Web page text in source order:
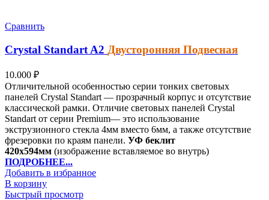
Сравнить
Crystal Standart A2 Двусторонняя Подвесная
10.000 ₽
Отличительной особенностью серии тонких световых
панелей Crystal Standart — прозрачный корпус и отсутствие
классической рамки. Отличие световых панелей Crystal
Standart от серии Premium— это использование
экструзионного стекла 4мм вместо 6мм, а также отсутствие
фрезеровки по краям панели. УФ беклит
420х594мм (изображение вставляемое во внутрь)
ПОДРОБНЕЕ...
Добавить в избранное
В корзину
Быстрый просмотр